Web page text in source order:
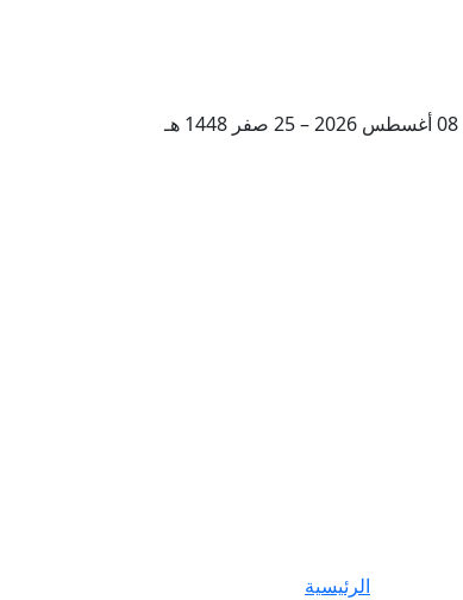
الرئيسية